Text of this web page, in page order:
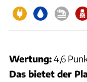
Wertung:4,6
Das bietet der